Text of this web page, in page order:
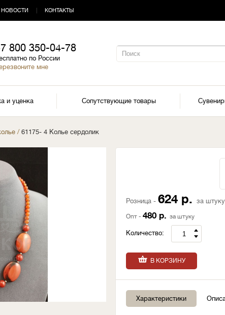
НОВОСТИ КОНТАКТЫ
800 350-04-78
по России
мне
и уценка Сопутствующие товары
/ 61175- 4 Колье сердолик
Розница - 624 р. за штуку
Опт - 480 р. за штуку
Количество:
В КОРЗИНУ
Характеристики